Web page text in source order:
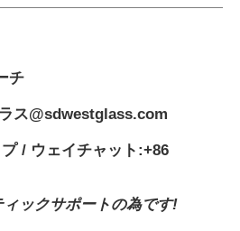
チ
ス@sdwestglass.com
/ ウェイチャット:+86
ックサポートの為です!